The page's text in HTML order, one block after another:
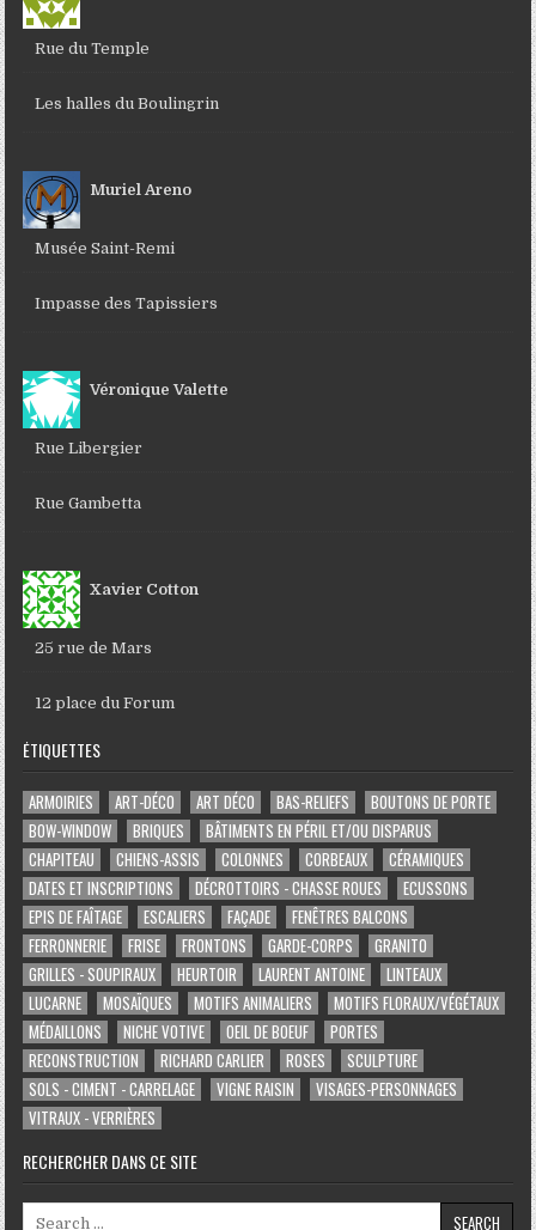
Rue du Temple
Les halles du Boulingrin
Muriel Areno
Musée Saint-Remi
Impasse des Tapissiers
Véronique Valette
Rue Libergier
Rue Gambetta
Xavier Cotton
25 rue de Mars
12 place du Forum
ÉTIQUETTES
ARMOIRIES ART-DÉCO ART DÉCO BAS-RELIEFS
BOUTONS DE PORTE
BOW-WINDOW
BRIQUES
BÂTIMENTS EN PÉRIL ET/OU DISPARUS
CHAPITEAU
CHIENS-ASSIS COLONNES CORBEAUX
CÉRAMIQUES
DATES ET INSCRIPTIONS
DÉCROTTOIRS - CHASSE ROUES
ECUSSONS
EPIS DE FAÎTAGE
ESCALIERS FAÇADE
FENÊTRES BALCONS
FERRONNERIE
FRISE FRONTONS GARDE-CORPS
GRANITO
GRILLES - SOUPIRAUX
HEURTOIR LAURENT ANTOINE
LINTEAUX
LUCARNE
MOSAÏQUES MOTIFS ANIMALIERS
MOTIFS FLORAUX/VÉGÉTAUX
MÉDAILLONS
NICHE VOTIVE OEIL DE BOEUF
PORTES
RECONSTRUCTION
RICHARD CARLIER ROSES
SCULPTURE
SOLS - CIMENT - CARRELAGE
VIGNE RAISIN
VISAGES-PERSONNAGES
VITRAUX - VERRIÈRES
RECHERCHER DANS CE SITE